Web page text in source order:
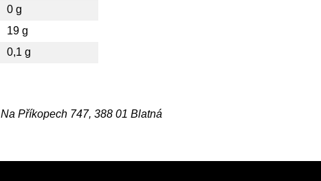
0 g
19 g
0,1 g
Na Příkopech 747, 388 01 Blatná